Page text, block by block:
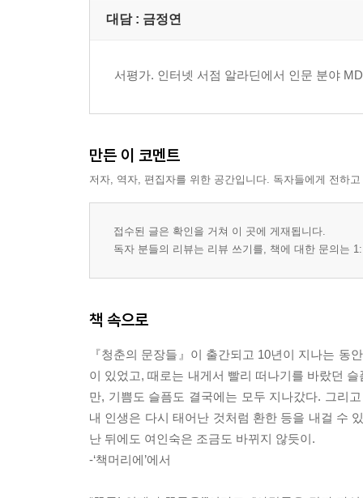
대담 : 금정연
서평가. 인터넷 서점 알라딘에서 인문 분야
만든 이 코멘트
저자, 역자, 편집자를 위한 공간입니다. 독자들에게 전하
접수된 글은 확인을 거쳐 이 곳에 게재됩니다.
독자 분들의 리뷰는 리뷰 쓰기를, 책에 대한 문의는
책 속으로
『청춘의 문장들』이 출간되고 10년이 지나는
이 있었고, 때로는 내게서 빨리 떠나기를 바랐던
만, 기쁨도 슬픔도 결국에는 모두 지나갔다. 그리
내 인생은 다시 태어난 것처럼 환한 등을 내걸 수
난 뒤에도 여인숙은 조금도 바뀌지 않듯이.
-‘책머리에’에서